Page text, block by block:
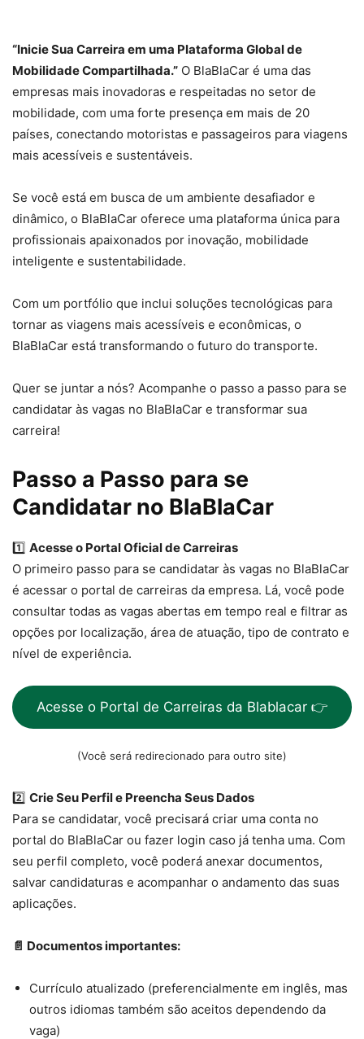
“Inicie Sua Carreira em uma Plataforma Global de
Mobilidade Compartilhada.” O BlaBlaCar é uma das
empresas mais inovadoras e respeitadas no setor de
mobilidade, com uma forte presença em mais de 20
países, conectando motoristas e passageiros para viagens
mais acessíveis e sustentáveis.
Se você está em busca de um ambiente desafiador e
dinâmico, o BlaBlaCar oferece uma plataforma única para
profissionais apaixonados por inovação, mobilidade
inteligente e sustentabilidade.
Com um portfólio que inclui soluções tecnológicas para
tornar as viagens mais acessíveis e econômicas, o
BlaBlaCar está transformando o futuro do transporte.
Quer se juntar a nós? Acompanhe o passo a passo para se
candidatar às vagas no BlaBlaCar e transformar sua
carreira!
Passo a Passo para se
Candidatar no BlaBlaCar
1️⃣ Acesse o Portal Oficial de Carreiras
O primeiro passo para se candidatar às vagas no BlaBlaCar
é acessar o portal de carreiras da empresa. Lá, você pode
consultar todas as vagas abertas em tempo real e filtrar as
opções por localização, área de atuação, tipo de contrato e
nível de experiência.
Acesse o Portal de Carreiras da Blablacar 👉
(Você será redirecionado para outro site)
2️⃣ Crie Seu Perfil e Preencha Seus Dados
Para se candidatar, você precisará criar uma conta no
portal do BlaBlaCar ou fazer login caso já tenha uma. Com
seu perfil completo, você poderá anexar documentos,
salvar candidaturas e acompanhar o andamento das suas
aplicações.
📄 Documentos importantes:
Currículo atualizado (preferencialmente em inglês, mas
outros idiomas também são aceitos dependendo da
vaga)